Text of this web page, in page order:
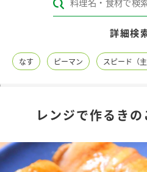
レシピカテゴリ一覧
レシピ名特集
商品情報
商品カテゴリ
詳細検
なす ピーマン スピード（主
レンジで作るき